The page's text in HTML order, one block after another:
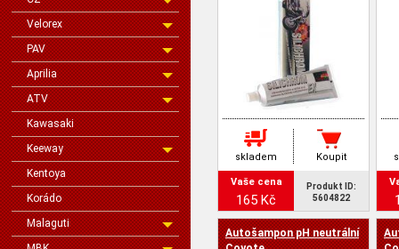
Velorex
PAV
Aprilia
ATV
Kawasaki
Keeway
Kentoya
Korádo
Malaguti
skladem Koupit
Vaše cena
165 Kč
Produkt ID:
5604822
Autošampon pH neutrální